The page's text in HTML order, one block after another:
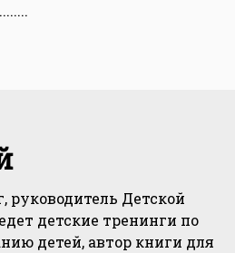
Детской
детские тренинги по
детей, автор книги для